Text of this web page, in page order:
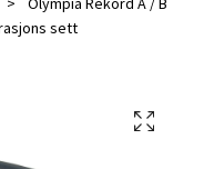
sett